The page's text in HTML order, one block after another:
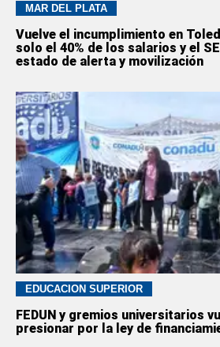
MAR DEL PLATA
Vuelve el incumplimiento en
solo el 40% de los salarios y el
estado de alerta y movilización
EDUCACION SUPERIOR
FEDUN y gremios universitarios
presionar por la ley de